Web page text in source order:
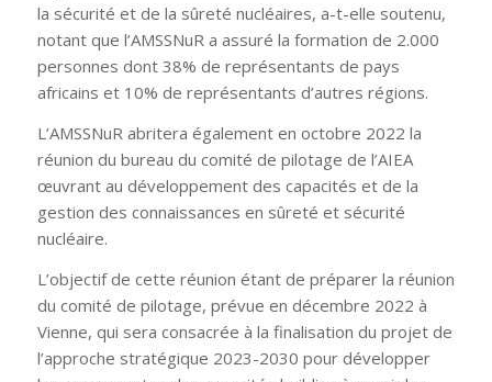
la sécurité et de la sûreté nucléaires, a-t-elle soutenu,
notant que l’AMSSNuR a assuré la formation de 2.000
personnes dont 38% de représentants de pays
africains et 10% de représentants d’autres régions.
L’AMSSNuR abritera également en octobre 2022 la
réunion du bureau du comité de pilotage de l’AIEA
œuvrant au développement des capacités et de la
gestion des connaissances en sûreté et sécurité
nucléaire.
L’objectif de cette réunion étant de préparer la réunion
du comité de pilotage, prévue en décembre 2022 à
Vienne, qui sera consacrée à la finalisation du projet de
l’approche stratégique 2023-2030 pour développer